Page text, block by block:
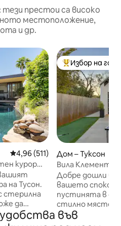
тези престои са високо
местоположение,
и др.
Средна оценка: 4,96 от 5,
4,96 (511)
курорт
на Тусон.
стерилна
да
за
Най-популярен
Избор на
Дом – Туксон
Вила Клементе,
курорт Oasis,
Добре дошли
вашето
пустинята в
стилно място
вдъхновено от
идеално за
във